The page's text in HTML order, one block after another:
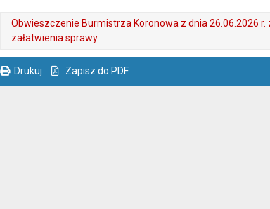
Obwieszczenie Burmistrza Koronowa z dnia 26.06.2026 r.
załatwienia sprawy
Drukuj Zapisz do PDF